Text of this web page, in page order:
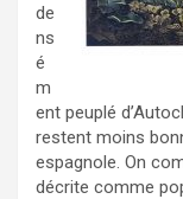
de
ns
é
m
ent peuplé
restent moins
espagnole. On
décrite comme